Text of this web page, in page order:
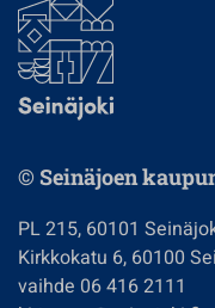
© Seinäjoen
PL 215, 60101
Kirkkokatu 6, 60100
vaihde 06 416 2111